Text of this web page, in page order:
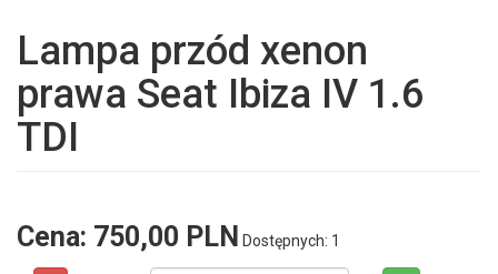
Lampa przód xenon
prawa Seat Ibiza IV 1.6
TDI
Cena: 750,00 PLN Dostępnych: 1